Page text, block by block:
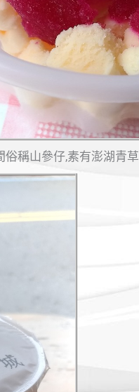
稱山參仔,素有澎湖青